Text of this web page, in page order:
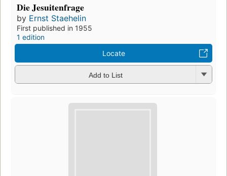
Die Jesuitenfrage
by Ernst Staehelin
First published in 1955
1 edition
Locate
Add to List